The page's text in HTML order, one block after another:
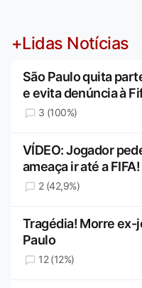
+Lidas Notícias
São Paulo quita
e evita denúncia à
3 (100%)
VÍDEO: Jogador
ameaça ir até a
2 (42,9%)
Tragédia! Morre ex-
Paulo
12 (12%)